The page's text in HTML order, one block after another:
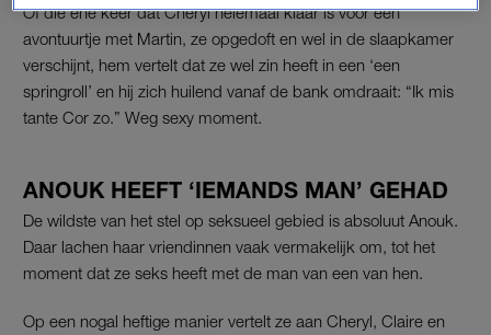
Of die ene keer dat Cheryl helemaal klaar is voor een
avontuurtje met Martin, ze opgedoft en wel in de slaapkamer
verschijnt, hem vertelt dat ze wel zin heeft in een ‘een
springroll’ en hij zich huilend vanaf de bank omdraait: “Ik mis
tante Cor zo.” Weg sexy moment.
ANOUK HEEFT ‘IEMANDS MAN’ GEHAD
De wildste van het stel op seksueel gebied is absoluut Anouk.
Daar lachen haar vriendinnen vaak vermakelijk om, tot het
moment dat ze seks heeft met de man van een van hen.
Op een nogal heftige manier vertelt ze aan Cheryl, Claire en